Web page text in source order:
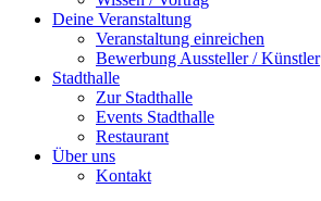
Deine Veranstaltung
Veranstaltung einreichen
Bewerbung Aussteller / Künstler
Stadthalle
Zur Stadthalle
Events Stadthalle
Restaurant
Über uns
Kontakt